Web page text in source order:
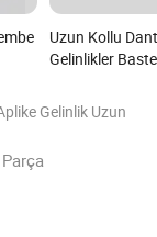
Uzun Kollu
Gelinlikler
Elbiseleri 2027
Gelinlik Uzun